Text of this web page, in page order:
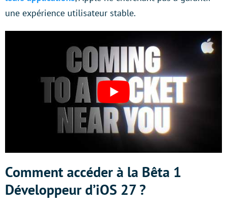
une expérience utilisateur stable.
Comment accéder à la Bêta 1
Développeur d’iOS 27 ?